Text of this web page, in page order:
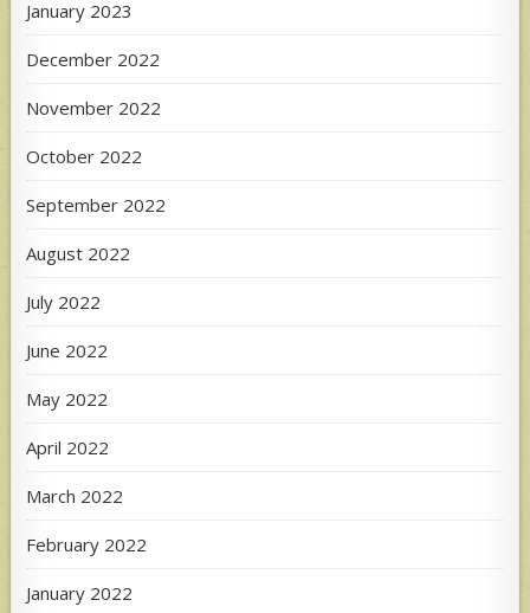
January 2023
December 2022
November 2022
October 2022
September 2022
August 2022
July 2022
June 2022
May 2022
April 2022
March 2022
February 2022
January 2022